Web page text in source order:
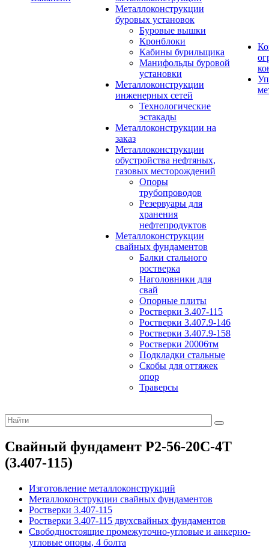
Металлоконструкции
буровых установок
Буровые вышки
Кронблоки
Кабины бурильщика
Манифольды буровой
установки
Металлоконструкции
инженерных сетей
Технологические
эстакады
Металлоконструкции на
заказ
Металлоконструкции
обустройства нефтяных,
газовых месторождений
Опоры
трубопроводов
Резервуары для
хранения
нефтепродуктов
Металлоконструкции
свайных фундаментов
Балки стального
ростверка
Наголовники для
свай
Опорные плиты
Ростверки 3.407-115
Ростверки 3.407.9-146
Ростверки 3.407.9-158
Ростверки 20006тм
Подкладки стальные
Скобы для оттяжек
опор
Траверсы
Свайный фундамент Р2-56-20С-4Т
(3.407-115)
Изготовление металлоконструкций
Металлоконструкции свайных фундаментов
Ростверки 3.407-115
Ростверки 3.407-115 двухсвайных фундаментов
Свободностоящие промежуточно-угловые и анкерно-
угловые опоры, 4 болта